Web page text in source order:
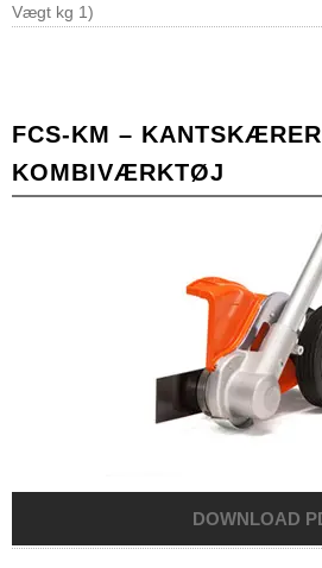
Vægt kg 1)
FCS-KM – KANTSKÆRER
KOMBIVÆRKTØJ